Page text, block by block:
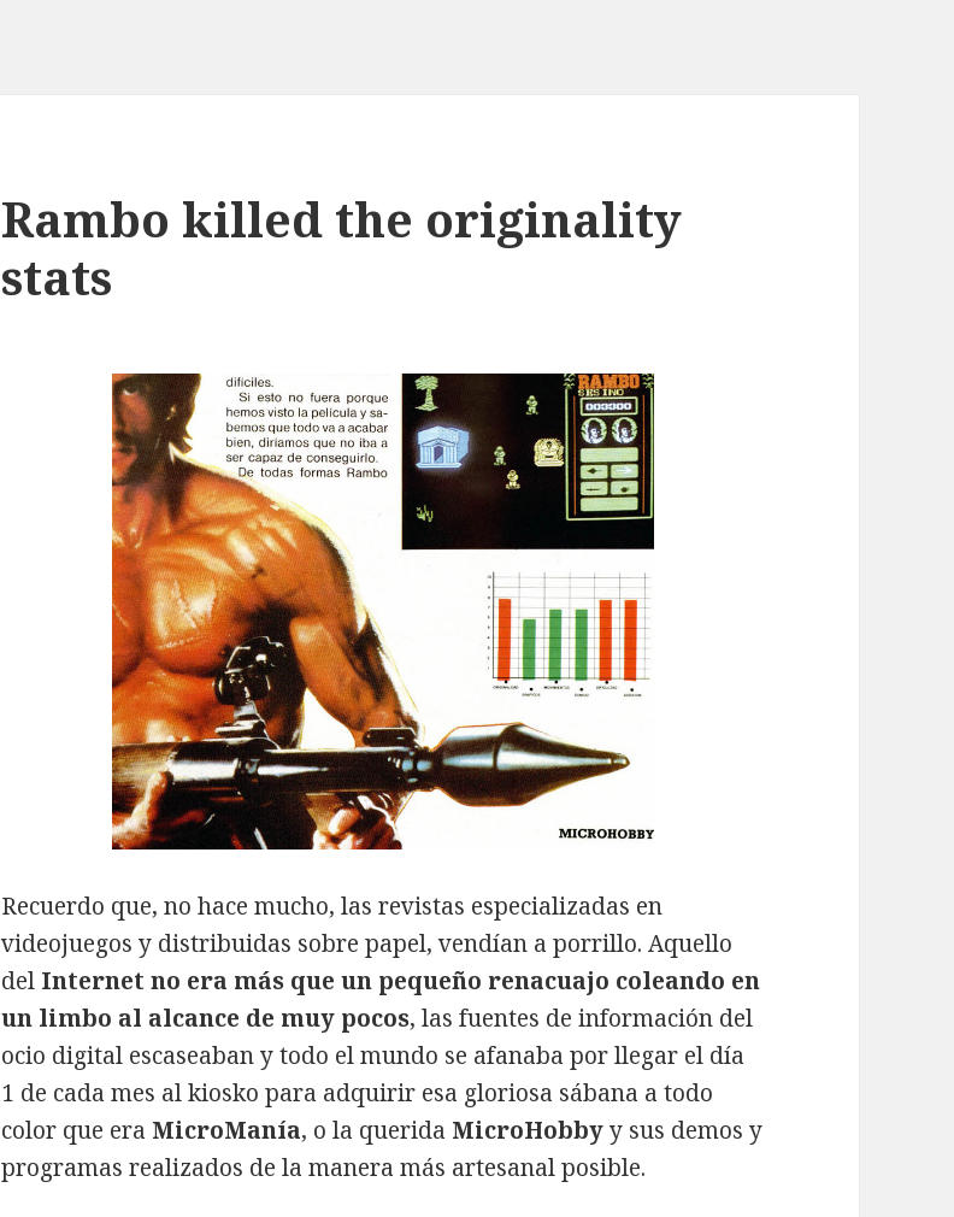
Rambo killed the originality
stats
Recuerdo que, no hace mucho, las revistas especializadas en
videojuegos y distribuidas sobre papel, vendían a porrillo. Aquello
del Internet no era más que un pequeño renacuajo coleando en
un limbo al alcance de muy pocos, las fuentes de información del
ocio digital escaseaban y todo el mundo se afanaba por llegar el día
1 de cada mes al kiosko para adquirir esa gloriosa sábana a todo
color que era MicroManía, o la querida MicroHobbyy sus demos y
programas realizados de la manera más artesanal posible.